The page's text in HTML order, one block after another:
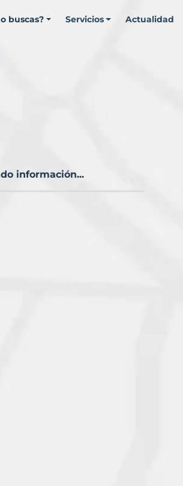
buscas? Servicios Actualidad
información...